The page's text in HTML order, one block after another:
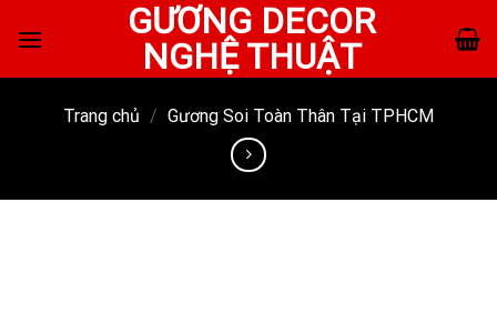
GƯƠNG DECOR
NGHỆ THUẬT
Trang chủ / Gương Soi Toàn Thân Tại TPHCM